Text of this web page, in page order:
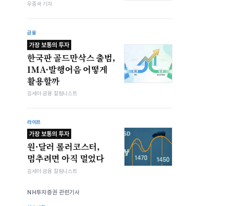
우종국 기자
금융
가장 보통의 투자
한국판 골드만삭스 출범,
IMA·발행어음 어떻게
활용할까
김세아 금융 칼럼니스트
라이프
가장 보통의 투자
원·달러 롤러코스터,
멈추려면 아직 멀었다
김세아 금융 칼럼니스트
NH투자증권 관련기사